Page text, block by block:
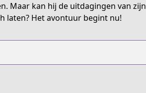
Maar kan hij de uitdagingen van zijn
laten? Het avontuur begint nu!